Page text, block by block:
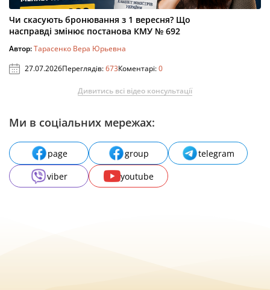
Чи скасують бронювання з 1 вересня? Що
насправді змінює постанова КМУ № 692
Автор:Тарасенко Вера Юрьевна
27.07.2026Переглядів:673Коментарі:0
Дивитись всі відео консультації
Ми в соціальних мережах:
page group
telegram
viber
youtube